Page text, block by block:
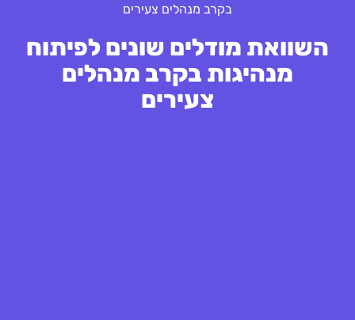
בקרב מנהלים צעירים
השוואת מודלים שונים לפיתוח
מנהיגות בקרב מנהלים
צעירים